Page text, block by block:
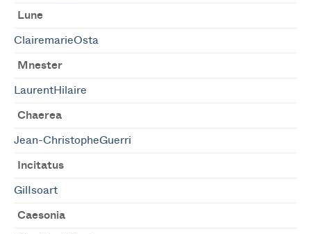
Lune
ClairemarieOsta
Mnester
LaurentHilaire
Chaerea
Jean-ChristopheGuerri
Incitatus
GilIsoart
Caesonia